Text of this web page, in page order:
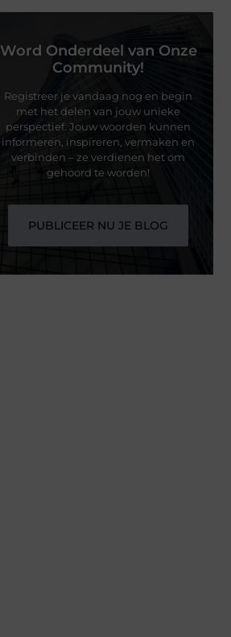
Word Onderdeel van Onze
Community!
Registreer je vandaag nog en begin
met het delen van jouw unieke
perspectief. Jouw woorden kunnen
informeren, inspireren, vermaken en
verbinden – ze verdienen het om
gehoord te worden!
PUBLICEER NU JE BLOG